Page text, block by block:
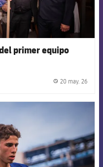
primer equipo
20 may. 26